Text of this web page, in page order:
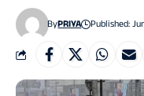
ByPRIYA Published: